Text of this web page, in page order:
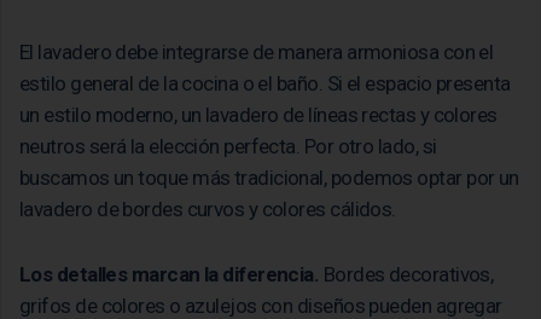
El lavadero debe integrarse de manera armoniosa con el
estilo general de la cocina o el baño. Si el espacio presenta
un estilo moderno, un lavadero de líneas rectas y colores
neutros será la elección perfecta. Por otro lado, si
buscamos un toque más tradicional, podemos optar por un
lavadero de bordes curvos y colores cálidos.
Los detalles marcan la diferencia. Bordes decorativos,
grifos de colores o azulejos con diseños pueden agregar